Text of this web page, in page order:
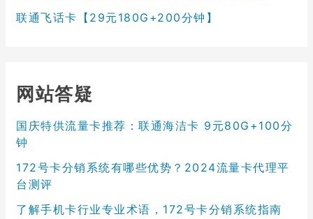
联通飞话卡【29元180G+200分钟】
网站答疑
国庆特供流量卡推荐：联通海洁卡 9元80G+100分
钟
172号卡分销系统有哪些优势？2024流量卡代理平
台测评
了解手机卡行业专业术语，172号卡分销系统指南